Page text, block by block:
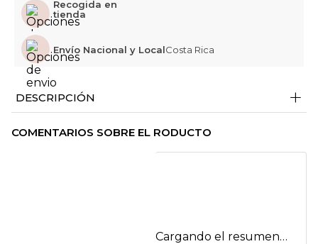
Recogida en
tienda
Envío Nacional y LocalCosta Rica
DESCRIPCIÓN +
COMENTARIOS SOBRE EL RODUCTO
Cargando el resumen…